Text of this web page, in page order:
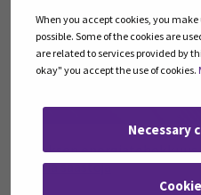
When you accept cookies, you
possible. Some of the cookies are
are related to services provided by
okay" you accept the use of cookies.
Necessary
Yrityksen
suuria säästöjä